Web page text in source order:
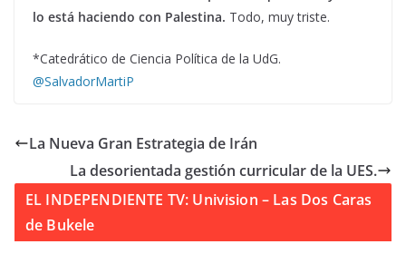
lo está haciendo con Palestina. Todo, muy triste.
*Catedrático de Ciencia Política de la UdG.
@SalvadorMartiP
La Nueva Gran Estrategia de Irán
La desorientada gestión curricular de la UES.
EL INDEPENDIENTE TV: Univision – Las Dos Caras
de Bukele